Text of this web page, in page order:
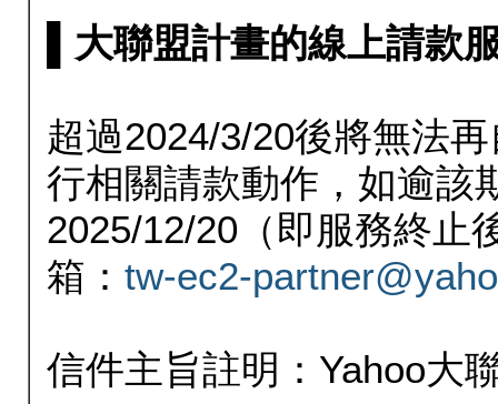
▌大聯盟計畫的線上請款
超過2024/3/20後將無法
行相關請款動作，如逾該
2025/12/20（即服務終止
箱： tw-ec2-
信件主旨註明：Yahoo大